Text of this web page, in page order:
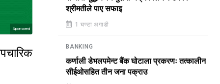
Sponsored
श्रीमतीले पाए सफाइ
1 घण्टा अगाडी
BANKING
कर्णाली डेभलपमेन्ट बैंक घोटाला प्रकरणः तत्कालीन
सीईओसहित तीन जना पक्राउ